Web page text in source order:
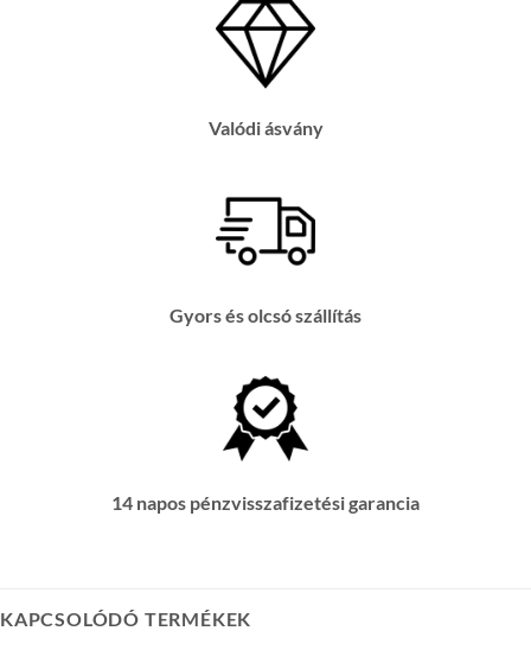
Valódi ásvány
Gyors és olcsó szállítás
14 napos pénzvisszafizetési garancia
KAPCSOLÓDÓ TERMÉKEK